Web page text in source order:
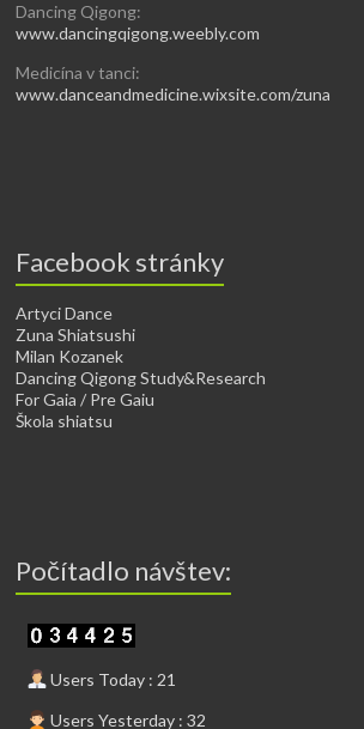
Dancing Qigong:
www.dancingqigong.weebly.com
Medicína v tanci:
www.danceandmedicine.wixsite.com/zuna
Facebook stránky
Artyci Dance
Zuna Shiatsushi
Milan Kozanek
Dancing Qigong Study&Research
For Gaia / Pre Gaiu
Škola shiatsu
Počítadlo návštev:
Users Today : 21
Users Yesterday : 32